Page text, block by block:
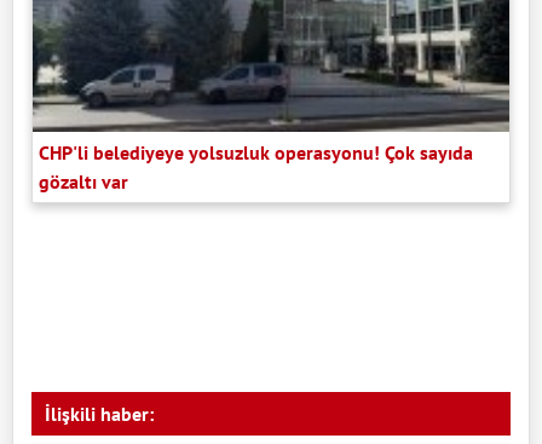
CHP'li belediyeye yolsuzluk operasyonu! Çok sayıda
gözaltı var
İlişkili haber: